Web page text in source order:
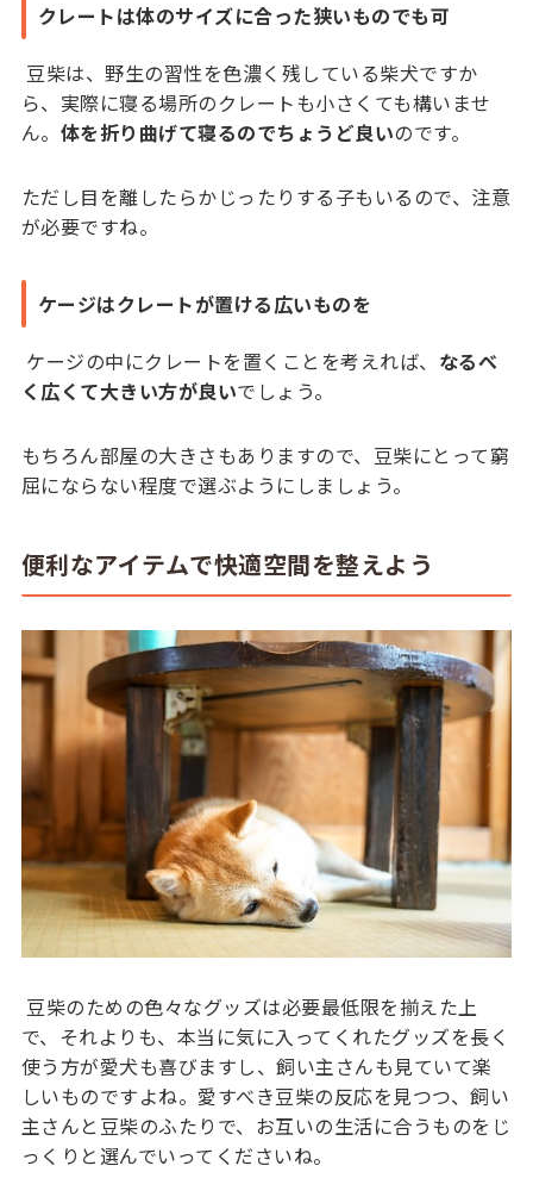
クレートは体のサイズに合った狭いものでも可
豆柴は、野生の習性を色濃く残している柴犬ですか
ら、実際に寝る場所のクレートも小さくても構いませ
ん。 体を折り曲げて寝るのでちょうど良いのです。
ただし目を離したらかじったりする子もいるので、注意
が必要ですね。
ケージはクレートが置ける広いものを
ケージの中にクレートを置くことを考えれば、 なるべ
く広くて大きい方が良いでしょう。
もちろん部屋の大きさもありますので、豆柴にとって窮
屈にならない程度で選ぶようにしましょう。
便利なアイテムで快適空間を整えよう
豆柴のための色々なグッズは必要最低限を揃えた上
で、それよりも、本当に気に入ってくれたグッズを長く
使う方が愛犬も喜びますし、飼い主さんも見ていて楽
しいものですよね。愛すべき豆柴の反応を見つつ、飼い
主さんと豆柴のふたりで、お互いの生活に合うものをじ
っくりと選んでいってくださいね。